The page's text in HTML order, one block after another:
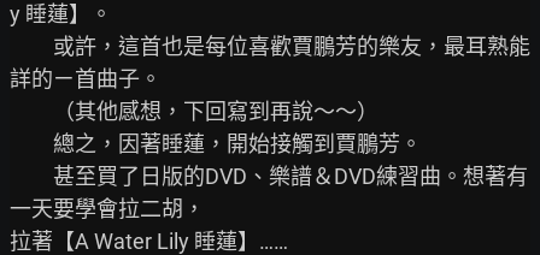
y 睡蓮】。
或許，這首也是每位喜歡賈鵬芳的樂友，最耳熟能
詳的ㄧ首曲子。
（其他感想，下回寫到再說～～）
總之，因著睡蓮，開始接觸到賈鵬芳。
甚至買了日版的DVD、樂譜＆DVD練習曲。想著有
一天要學會拉二胡，
拉著【A Water Lily 睡蓮】……